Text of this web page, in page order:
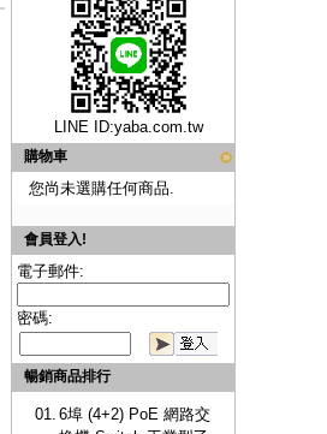
LINE ID:yaba.com.tw
購物車
您尚未選購任何商品.
會員登入!
電子郵件:
密碼:
暢銷商品排行
01. 6埠 (4+2) PoE 網路交